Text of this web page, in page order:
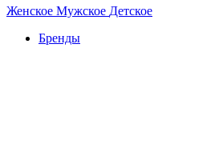
Женское Мужское Детское
Бренды